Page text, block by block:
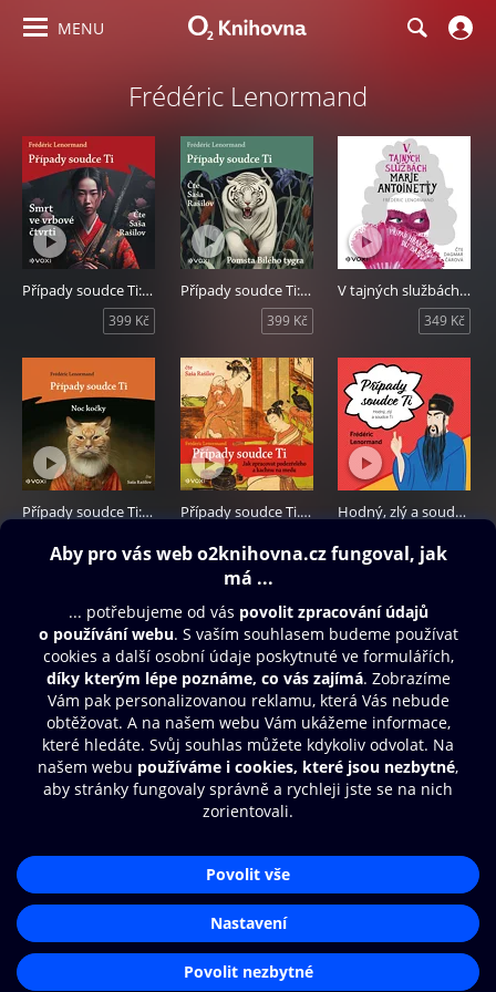
MENU
Frédéric Lenormand
Případy soudce Ti: Smrt ve vrbové čtvrti
399 Kč
Případy soudce Ti: Pomsta Bílého tygra
399 Kč
V tajných službách Marie Antoinetty: Případ hraběnky du Barry
349 Kč
Případy soudce Ti: Noc kočky
349 Kč
Případy soudce Ti. Jak zpracovat podezřelého a kachnu na medu Hodný, zlý a soudce Ti
299 Kč
Obsah ke stažení
Moje O2 Knihovna
Další zábava
© O2 Czech Republic a.s.
Přístupnost
Zásady zpracování osobních údajů
Nastavení cookies
Aplikace O2 Knihovna
Čti a poslouchej své e-knihy a
audioknihy rychleji a pohodlněji.